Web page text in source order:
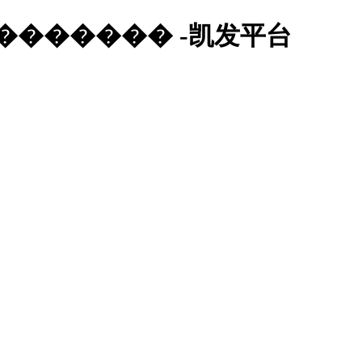
-凯发平台